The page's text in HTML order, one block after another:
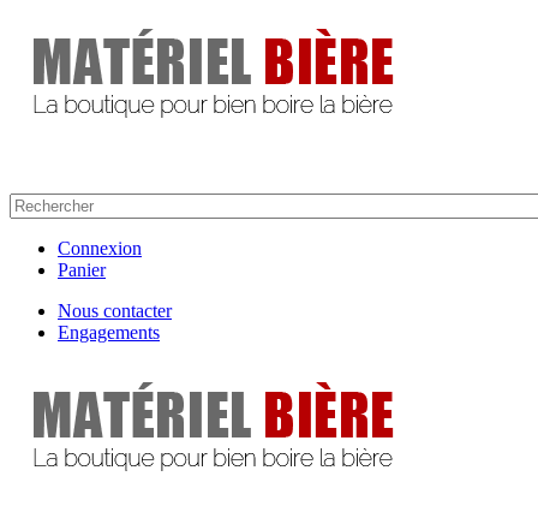
Connexion
Panier
Nous contacter
Engagements